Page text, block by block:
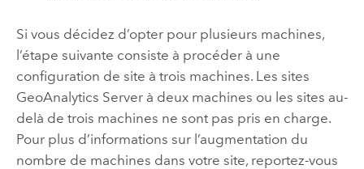
Si vous décidez d’opter pour plusieurs machines,
l’étape suivante consiste à procéder à une
configuration de site à trois machines. Les sites
GeoAnalytics Serverà deux machines ou les sites au-
delà de trois machines ne sont pas pris en charge.
Pour plus d’informations sur l’augmentation du
nombre de machines dans votre site, reportez-vous